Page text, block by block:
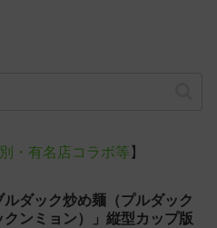
・有名店コラボ等 】
ルダック炒め麺（プルダック
クンミョン）」縦型カップ版